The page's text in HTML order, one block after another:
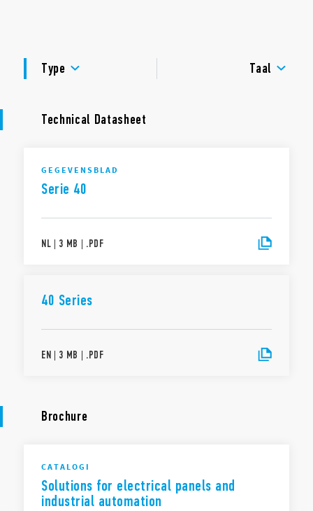
GOEDKEURINGEN
Type
Taal
Technical Datasheet
GEGEVENSBLAD
Serie 40
NL | 3 MB | .PDF
40 Series
EN | 3 MB | .PDF
Brochure
CATALOGI
Solutions for electrical panels and
industrial automation